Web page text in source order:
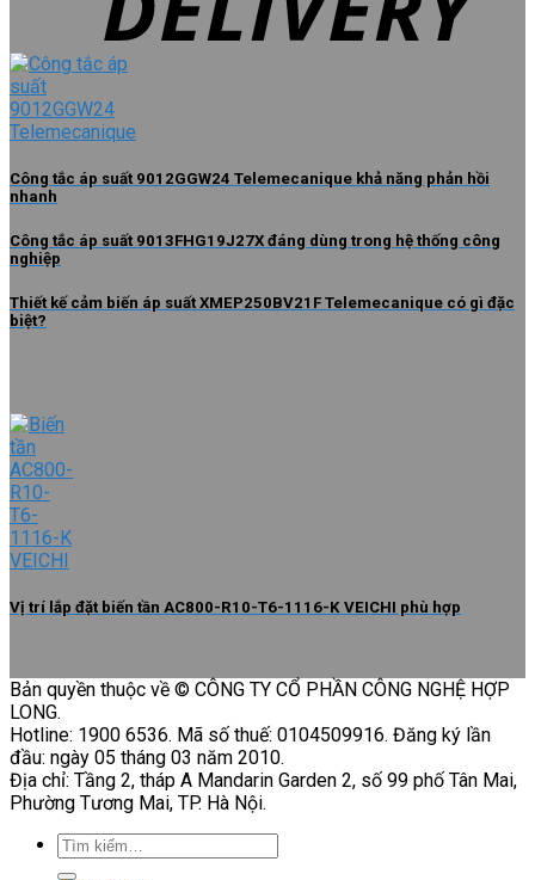
Công tắc áp suất 9012GGW24 Telemecanique khả năng phản hồi
nhanh
Công tắc áp suất 9013FHG19J27X đáng dùng trong hệ thống công
nghiệp
Thiết kế cảm biến áp suất XMEP250BV21F Telemecanique có gì đặc
biệt?
Vị trí lắp đặt biến tần AC800-R10-T6-1116-K VEICHI phù hợp
Bản quyền thuộc về © CÔNG TY CỔ PHẦN CÔNG NGHỆ HỢP
LONG.
Hotline: 1900 6536. Mã số thuế: 0104509916. Đăng ký lần
đầu: ngày 05 tháng 03 năm 2010.
Địa chỉ: Tầng 2, tháp A Mandarin Garden 2, số 99 phố Tân Mai,
Phường Tương Mai, TP. Hà Nội.
Tìm